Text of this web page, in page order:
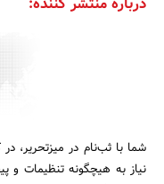
شما با ثب‌نام در میزتحریر،
نیاز به هیچگونه تنظیمات و